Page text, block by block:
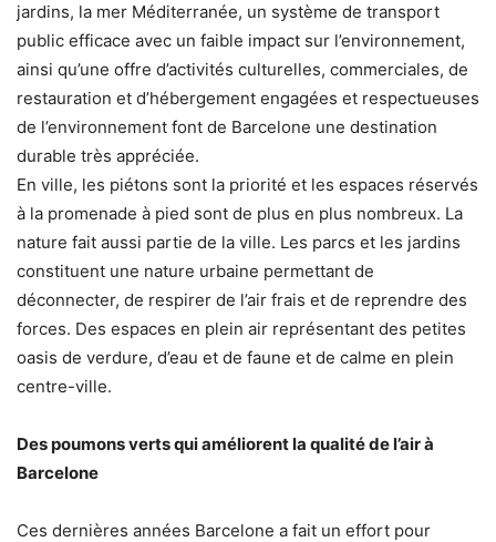
jardins, la mer Méditerranée, un système de transport
public efficace avec un faible impact sur l’environnement,
ainsi qu’une offre d’activités culturelles, commerciales, de
restauration et d’hébergement engagées et respectueuses
de l’environnement font de Barcelone une destination
durable très appréciée.
En ville, les piétons sont la priorité et les espaces réservés
à la promenade à pied sont de plus en plus nombreux. La
nature fait aussi partie de la ville. Les parcs et les jardins
constituent une nature urbaine permettant de
déconnecter, de respirer de l’air frais et de reprendre des
forces. Des espaces en plein air représentant des petites
oasis de verdure, d’eau et de faune et de calme en plein
centre-ville.
Des poumons verts qui améliorent la qualité de l’air à
Barcelone
Ces dernières années Barcelone a fait un effort pour